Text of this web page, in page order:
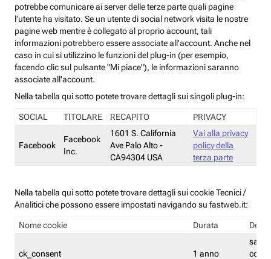
potrebbe comunicare ai server delle terze parte quali pagine
l'utente ha visitato. Se un utente di social network visita le nostre
pagine web mentre è collegato al proprio account, tali
informazioni potrebbero essere associate all'account. Anche nel
caso in cui si utilizzino le funzioni del plug-in (per esempio,
facendo clic sul pulsante "Mi piace"), le informazioni saranno
associate all'account.
Nella tabella qui sotto potete trovare dettagli sui singoli plug-in:
SOCIAL TITOLARE RECAPITO PRIVACY
Facebook
Facebook
Inc.
1601 S. California
Ave Palo Alto -
CA94304 USA
Vai alla privacy
policy della
terza parte
Nella tabella qui sotto potete trovare dettagli sui cookie Tecnici /
Analitici che possono essere impostati navigando su fastweb.it:
Nome cookie Durata
ck_consent 1 anno
salva